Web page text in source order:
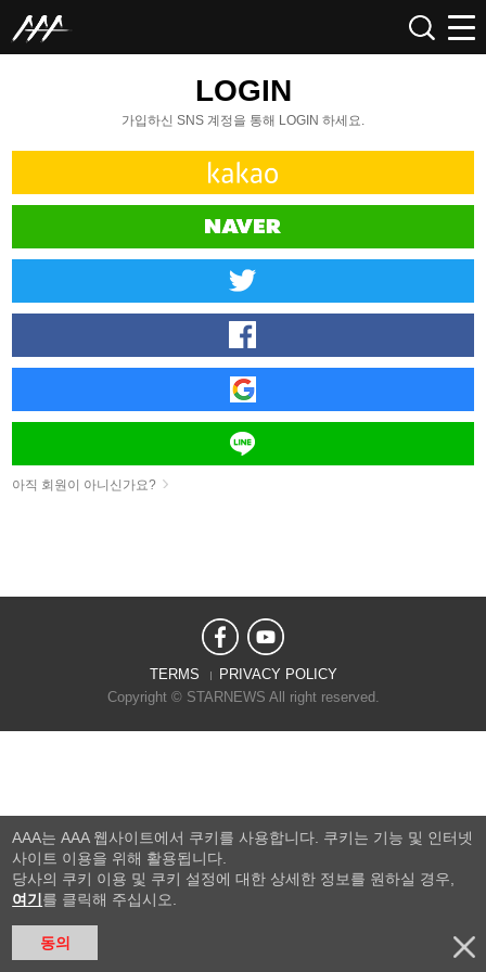
LOGIN
가입하신 SNS 계정을 통해 LOGIN 하세요.
아직 회원이 아니신가요?
TERMS
PRIVACY POLICY
Copyright © STARNEWS All right reserved.
AAA는 AAA 웹사이트에서 쿠키를 사용합니다. 쿠키는 기능 및 인터넷
사이트 이용을 위해 활용됩니다.
당사의 쿠키 이용 및 쿠키 설정에 대한 상세한 정보를 원하실 경우,
여기 를 클릭해 주십시오.
동의